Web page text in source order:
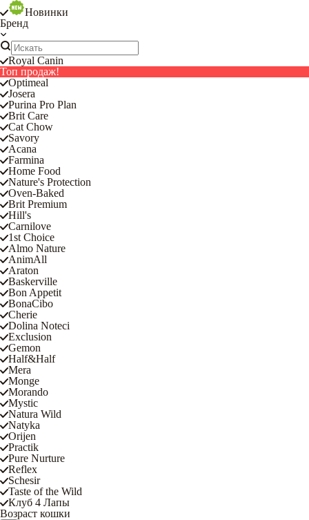
Новинки
Бренд
Royal Canin
Топ продаж!
Optimeal
Josera
Purina Pro Plan
Brit Care
Cat Chow
Savory
Acana
Farmina
Home Food
Nature's Protection
Oven-Baked
Brit Premium
Hill's
Carnilove
1st Choice
Almo Nature
AnimAll
Araton
Baskerville
Bon Appetit
BonaCibo
Cherie
Dolina Noteci
Exclusion
Gemon
Half&Half
Mera
Monge
Morando
Mystic
Natura Wild
Natyka
Orijen
Practik
Pure Nurture
Reflex
Schesir
Taste of the Wild
Клуб 4 Лапы
Возраст кошки